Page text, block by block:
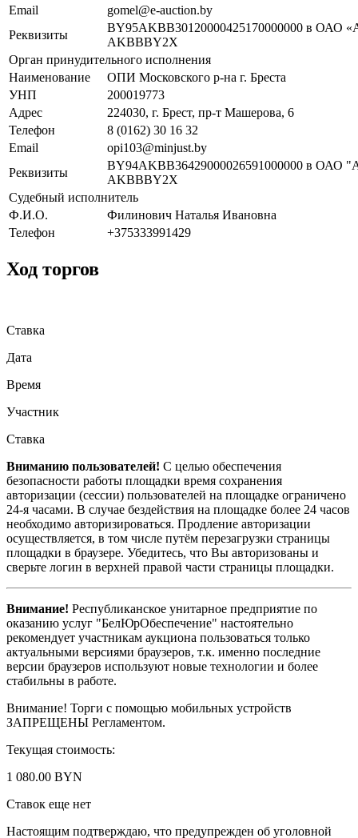
Email
gomel@e-auction.by
Реквизиты
BY95AKBB30120000425170000000 в ОАО
AKBBBY2X
Орган принудительного исполнения
Наименование
ОПИ Московского р-на г. Бреста
УНП
200019773
Адрес
224030, г. Брест, пр-т Машерова, 6
Телефон
8 (0162) 30 16 32
Email
opi103@minjust.by
Реквизиты
BY94AKBB36429000026591000000 в ОАО
AKBBBY2X
Судебный исполнитель
Ф.И.О.
Филинович Наталья Ивановна
Телефон
+375333991429
Ход торгов
Ставка
Дата
Время
Участник
Ставка
Вниманию пользователей! С целью обеспечения
безопасности работы площадки время сохранения
авторизации (сессии) пользователей на площадке ограничено
24-я часами. В случае бездействия на площадке более 24 часов
необходимо авторизироваться. Продление авторизации
осуществляется, в том числе путём перезагрузки страницы
площадки в браузере. Убедитесь, что Вы авторизованы и
сверьте логин в верхней правой части страницы площадки.
Внимание! Республиканское унитарное предприятие по
оказанию услуг "БелЮрОбеспечение" настоятельно
рекомендует участникам аукциона пользоваться только
актуальными версиями браузеров, т.к. именно последние
версии браузеров используют новые технологии и более
стабильны в работе.
Внимание! Торги с помощью мобильных устройств
ЗАПРЕЩЕНЫ Регламентом.
Текущая стоимость:
1 080.00 BYN
Ставок еще нет
Настоящим подтверждаю, что предупрежден об уголовной